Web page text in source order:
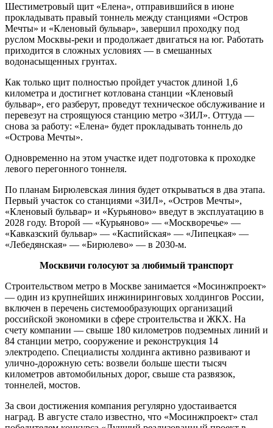
Шестиметровый щит «Елена», отправившийся в июне
прокладывать правый тоннель между станциями «Остров
Мечты» и «Кленовый бульвар», завершил проходку под
руслом Москвы-реки и продолжает двигаться на юг. Работать
приходится в сложных условиях — в смешанных
водонасыщенных грунтах.
Как только щит полностью пройдет участок длиной 1,6
километра и достигнет котлована станции «Кленовый
бульвар», его разберут, проведут техническое обслуживание и
перевезут на строящуюся станцию метро «ЗИЛ». Оттуда —
снова за работу: «Елена» будет прокладывать тоннель до
«Острова Мечты».
Одновременно на этом участке идет подготовка к проходке
левого перегонного тоннеля.
По планам Бирюлевская линия будет открываться в два этапа.
Первый участок со станциями «ЗИЛ», «Остров Мечты»,
«Кленовый бульвар» и «Курьяново» введут в эксплуатацию в
2028 году. Второй — «Курьяново» — «Москворечье» —
«Кавказский бульвар» — «Каспийская» — «Липецкая» —
«Лебедянская» — «Бирюлево» — в 2030-м.
Москвичи голосуют за любимый транспорт
Строительством метро в Москве занимается «Мосинжпроект»
— один из крупнейших инжиниринговых холдингов России,
включен в перечень системообразующих организаций
российской экономики в сфере строительства и ЖКХ. На
счету компании — свыше 180 километров подземных линий и
84 станции метро, сооружение и реконструкция 14
электродепо. Специалисты холдинга активно развивают и
улично-дорожную сеть: возвели больше шести тысяч
километров автомобильных дорог, свыше ста развязок,
тоннелей, мостов.
За свои достижения компания регулярно удостаивается
наград. В августе стало известно, что «Мосинжпроект» стал